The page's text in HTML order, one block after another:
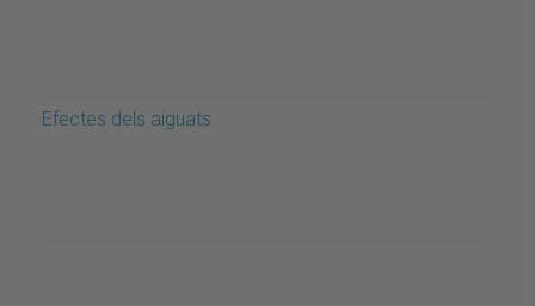
Efectes dels aiguats